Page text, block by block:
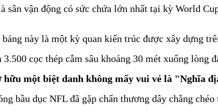
sân vận động có sức chứa lớn nhất tại kỳ World
này là một kỳ quan kiến trúc được xây dựng
cọc thép cắm sâu khoảng 30 mét xuống lòng
hữu một biệt danh không mấy vui vẻ là "Nghĩa
bầu dục NFL đã gặp chấn thương dây chằng